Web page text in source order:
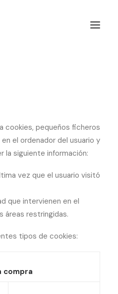
cookies, pequeños ficheros
el ordenador del usuario y
la siguiente información:
vez que el usuario visitó
que intervienen en el
áreas restringidas.
tipos de cookies:
compra